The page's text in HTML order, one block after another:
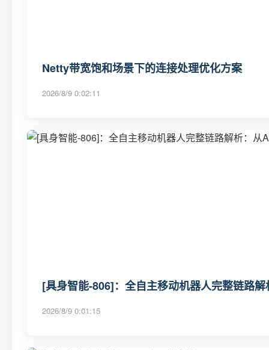
Netty带宽饱和场景下的连接处理优化方案
2026/8/9 0:02:11
[具身智能-806]：全自主移动机器人完整链路
2026/8/9 0:01:15